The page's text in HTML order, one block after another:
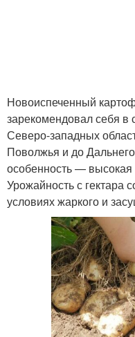
Новоиспеченный
зарекомендовал себя в
Северо-западных
Поволжья и до
особенность —
Урожайность с гектара
условиях жаркого и